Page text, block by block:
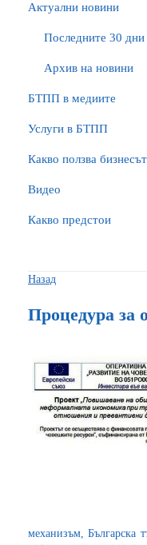
Актуални новини
Последните 30 дни
Архив на новини
БTПП в медиите
Услуги в БТПП
Какво ползва бизнесът
Видео
Какво предстои
Назад
Процедура за
механизъм, Българска